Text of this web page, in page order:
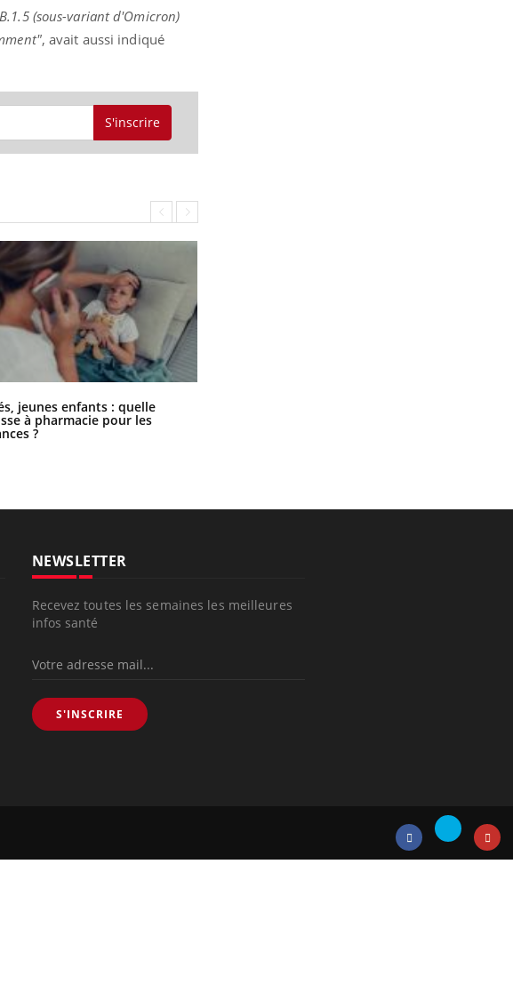
(sous-variant d'Omicron)
, avait aussi indiqué
S'inscrire
jeunes enfants : quelle
à pharmacie pour les
?
NEWSLETTER
Recevez toutes les semaines les meilleures
infos santé
S'INSCRIRE
Facebook
Twitter